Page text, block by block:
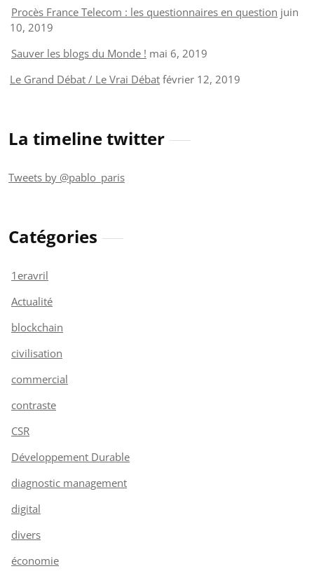
Procès France Telecom : les questionnaires en question juin
10, 2019
Sauver les blogs du Monde ! mai 6, 2019
Le Grand Débat / Le Vrai Débat février 12, 2019
La timeline twitter
Tweets by @pablo_paris
Catégories
1eravril
Actualité
blockchain
civilisation
commercial
contraste
CSR
Développement Durable
diagnostic management
digital
divers
économie